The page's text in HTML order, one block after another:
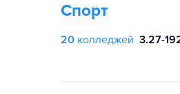
Спорт
20 колледжей 3.27-